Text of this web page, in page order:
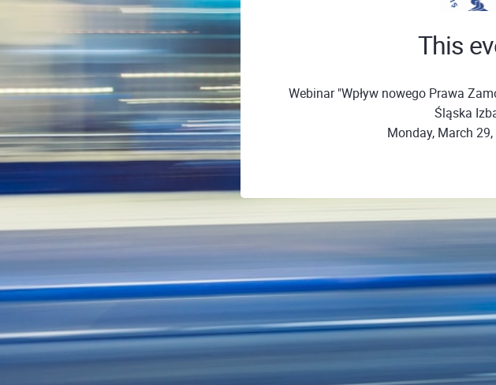
This
Webinar "Wpływ nowego Prawa
Śląska
Monday, March